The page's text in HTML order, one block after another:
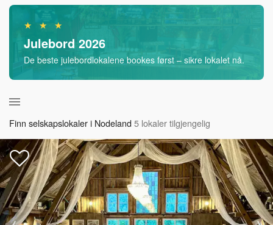
★ ★ ★
Julebord 2026
De beste julebordlokalene bookes først – sikre lokalet nå.
Finn selskapslokaler i Nodeland5 lokaler tilgjengelig